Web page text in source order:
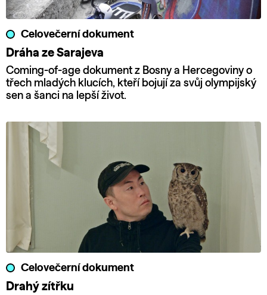
Celovečerní dokument
Dráha ze Sarajeva
Coming-of-age dokument z Bosny a Hercegoviny o
třech mladých klucích, kteří bojují za svůj olympijský
sen a šanci na lepší život.
Celovečerní dokument
Drahý zítřku